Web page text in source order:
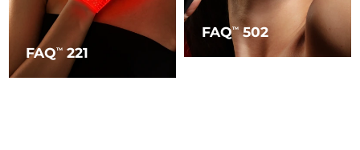
FAQTM 221
FAQTM502